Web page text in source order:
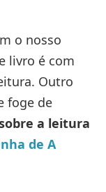
o nosso
livro é com
Outro
foge de
a leitura
de A